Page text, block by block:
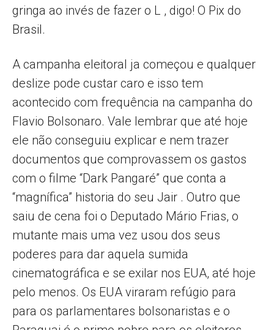
gringa ao invés de fazer o L , digo! O Pix do
Brasil.
A campanha eleitoral ja começou e qualquer
deslize pode custar caro e isso tem
acontecido com frequência na campanha do
Flavio Bolsonaro. Vale lembrar que até hoje
ele não conseguiu explicar e nem trazer
documentos que comprovassem os gastos
com o filme “Dark Pangaré” que conta a
“magnífica” historia do seu Jair . Outro que
saiu de cena foi o Deputado Mário Frias, o
mutante mais uma vez usou dos seus
poderes para dar aquela sumida
cinematográfica e se exilar nos EUA, até hoje
pelo menos. Os EUA viraram refúgio para
para os parlamentares bolsonaristas e o